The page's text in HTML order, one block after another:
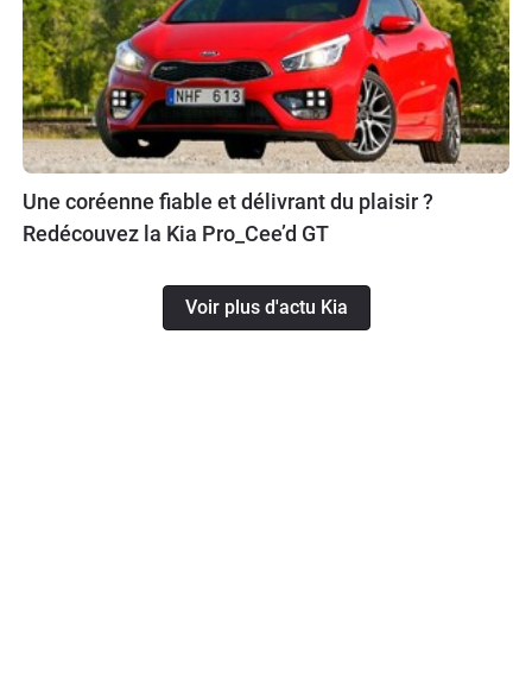
Une coréenne fiable et délivrant du plaisir ?
Redécouvez la Kia Pro_Cee’d GT
Voir plus d'actu Kia